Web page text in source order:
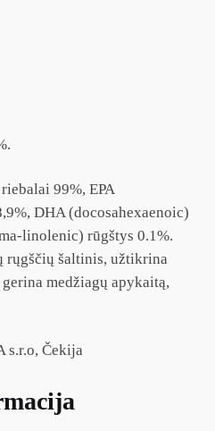
riebalai 99%, EPA
DHA (docosahexaenoic)
linolenic) rūgštys 0.1%.
rųgščių šaltinis, užtikrina
medžiagų apykaitą,
s.r.o, Čekija